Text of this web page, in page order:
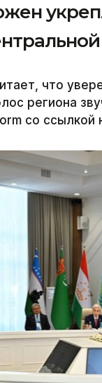
что
региона
со ссылкой